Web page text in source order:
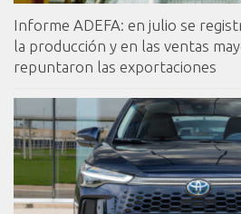
Informe ADEFA: en julio se
la producción y en las ventas
repuntaron las exportaciones